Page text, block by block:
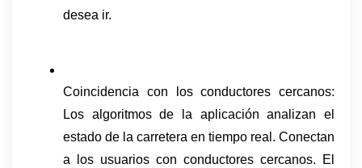
desea ir.
Coincidencia con los conductores cercanos:
Los algoritmos de la aplicación analizan el
estado de la carretera en tiempo real. Conectan
a los usuarios con conductores cercanos. El